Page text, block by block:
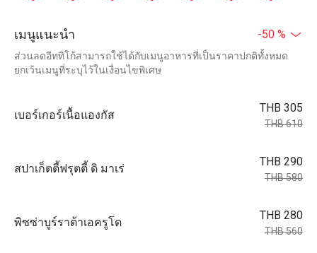
เมนูแนะนำ -50 %
ส่วนลดอีททิโก้สามารถใช้ได้กับเมนูอาหารที่เป็นราคาปกติทั้งหมด
ยกเว้นเมนูที่ระบุไว้ในเงื่อนไขพิเศษ
เบอร์เกอร์เนื้อแองกัส
THB 305
THB 610
สปาเก็ตตี้ฟรุตตี้ ดิ มาเร่
THB 290
THB 580
พิซซ่าบูร์ราต้าเอครูโด
THB 280
THB 560